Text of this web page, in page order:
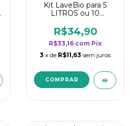
Kit LaveBio para 5
LITROS ou 10
rendimento da
categoria - Neutro
R$34,90
R$33,16 com Pix
3 x de R$11,63 sem juros